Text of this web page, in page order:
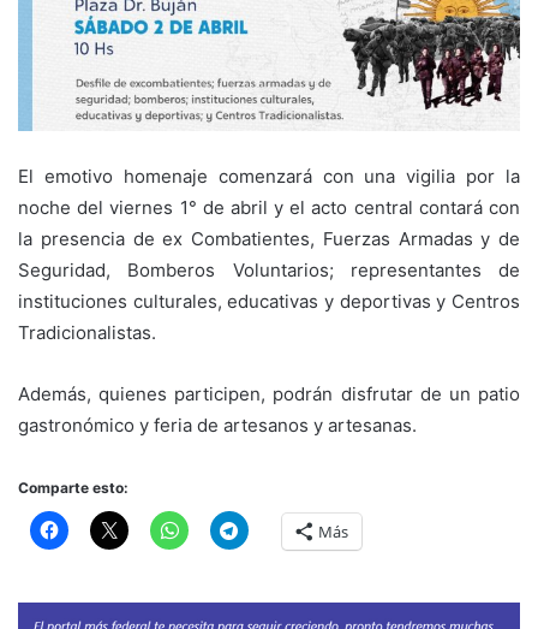
El emotivo homenaje comenzará con una vigilia por la
noche del viernes 1° de abril y el acto central contará con
la presencia de ex Combatientes, Fuerzas Armadas y de
Seguridad, Bomberos Voluntarios; representantes de
instituciones culturales, educativas y deportivas y Centros
Tradicionalistas.
Además, quienes participen, podrán disfrutar de un patio
gastronómico y feria de artesanos y artesanas.
Comparte esto:
Más